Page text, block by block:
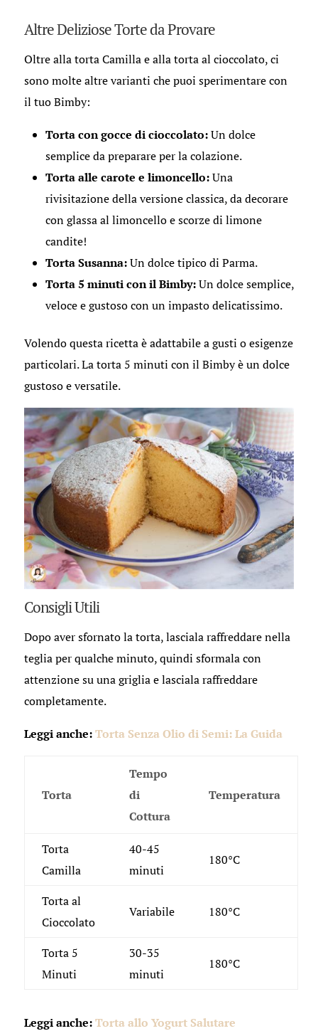
Altre Deliziose Torte da Provare
Oltre alla torta Camilla e alla torta al cioccolato, ci
sono molte altre varianti che puoi sperimentare con
il tuo Bimby:
Torta con gocce di cioccolato:Un dolce
semplice da preparare per la colazione.
Torta alle carote e limoncello:Una
rivisitazione della versione classica, da decorare
con glassa al limoncello e scorze di limone
candite!
Torta Susanna:Un dolce tipico di Parma.
Torta 5 minuti con il Bimby:Un dolce semplice,
veloce e gustoso con un impasto delicatissimo.
Volendo questa ricetta è adattabile a gusti o esigenze
particolari. La torta 5 minuti con il Bimby è un dolce
gustoso e versatile.
Consigli Utili
Dopo aver sfornato la torta, lasciala raffreddare nella
teglia per qualche minuto, quindi sformala con
attenzione su una griglia e lasciala raffreddare
completamente.
Leggi anche:Torta Senza Olio di Semi: La Guida
Torta
Tempo
di
Cottura
Temperatura
Torta
Camilla
40-45
minuti
180°C
Torta al
Cioccolato
Variabile 180°C
Torta 5
Minuti
30-35
minuti
180°C
Leggi anche:Torta allo Yogurt Salutare